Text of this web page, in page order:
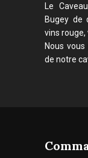
Le
Bugey de
vins rouge,
Nous
de notre